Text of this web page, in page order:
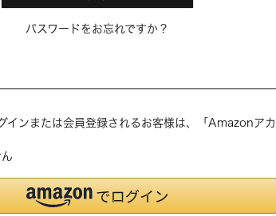
パスワードをお忘れですか？
ンまたは会員登録されるお客様は、「Amazonア